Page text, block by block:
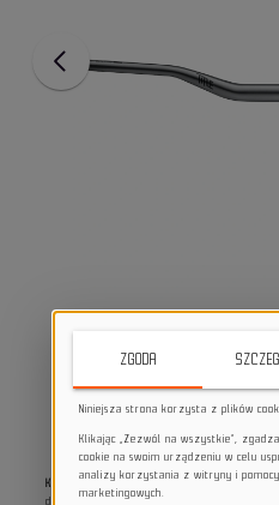
Kierownica rowerowa Title MTB AH1 35
dyscyplin freeride i downhill, łączy
ZGODA
Niniejsza strona korzysta z plików
Klikając „Zezwól na wszystkie”,
cookie na swoim urządzeniu w celu
analizy korzystania z witryny i pomocy
marketingowych.